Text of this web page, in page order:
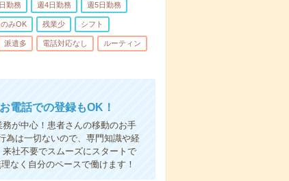
勤務 週4日勤務 週5日勤務
みOK 残業少 シフト
派遣多 電話対応なし ルーティン
電話での登録もOK！
が中心！患者さんの移動のお手
為は一切ないので、専門知識や経
社不要でスムーズにスタートで
なく自分のペースで働けます！